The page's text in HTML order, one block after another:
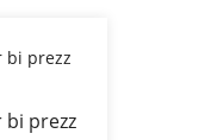
bi prezz